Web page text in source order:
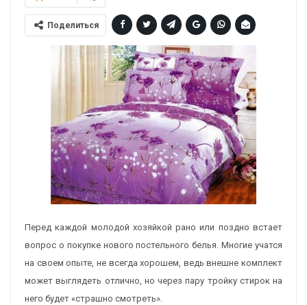
Поделиться
Перед каждой молодой хозяйкой рано или поздно встает
вопрос о покупке нового постельного белья. Многие учатся
на своем опыте, не всегда хорошем, ведь внешне комплект
может выглядеть отлично, но через пару тройку стирок на
него будет «страшно смотреть».